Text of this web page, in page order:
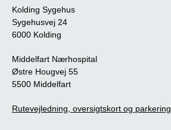
Kolding Sygehus
Sygehusvej 24
6000 Kolding
Middelfart Nærhospital
Østre Hougvej 55
5500 Middelfart
Rutevejledning, oversigtskort og parkering